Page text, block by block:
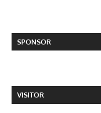
SPONSOR
VISITOR